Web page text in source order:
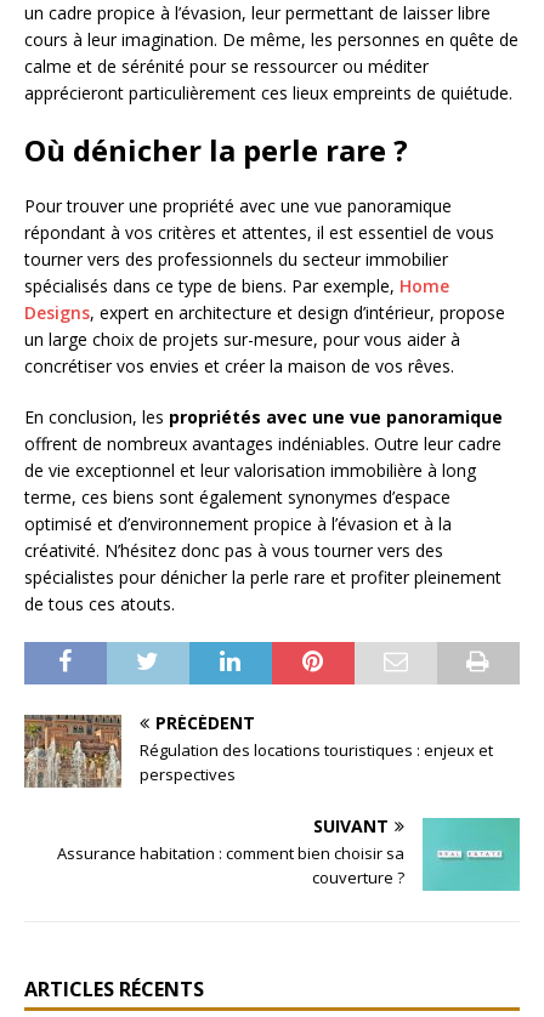
un cadre propice à l’évasion, leur permettant de laisser libre
cours à leur imagination. De même, les personnes en quête de
calme et de sérénité pour se ressourcer ou méditer
apprécieront particulièrement ces lieux empreints de quiétude.
Où dénicher la perle rare ?
Pour trouver une propriété avec une vue panoramique
répondant à vos critères et attentes, il est essentiel de vous
tourner vers des professionnels du secteur immobilier
spécialisés dans ce type de biens. Par exemple, Home
Designs, expert en architecture et design d’intérieur, propose
un large choix de projets sur-mesure, pour vous aider à
concrétiser vos envies et créer la maison de vos rêves.
En conclusion, les propriétés avec une vue panoramique
offrent de nombreux avantages indéniables. Outre leur cadre
de vie exceptionnel et leur valorisation immobilière à long
terme, ces biens sont également synonymes d’espace
optimisé et d’environnement propice à l’évasion et à la
créativité. N’hésitez donc pas à vous tourner vers des
spécialistes pour dénicher la perle rare et profiter pleinement
de tous ces atouts.
PRÉCÉDENT
Régulation des locations touristiques : enjeux et
perspectives
SUIVANT
Assurance habitation : comment bien choisir sa
couverture ?
ARTICLES RÉCENTS